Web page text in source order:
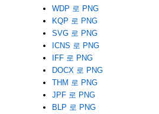
WDP 로 PNG
KQP 로 PNG
SVG 로 PNG
ICNS 로 PNG
IFF 로 PNG
DOCX 로 PNG
THM 로 PNG
JPF 로 PNG
BLP 로 PNG